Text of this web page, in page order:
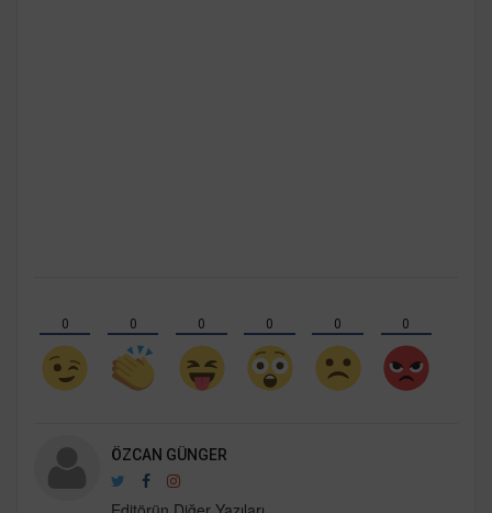
0 0 0 0 0 0
ÖZCAN GÜNGER